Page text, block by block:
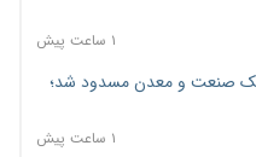
۱ ساعت پیش
صنعت و معدن مسدود شد؛
۱ ساعت پیش